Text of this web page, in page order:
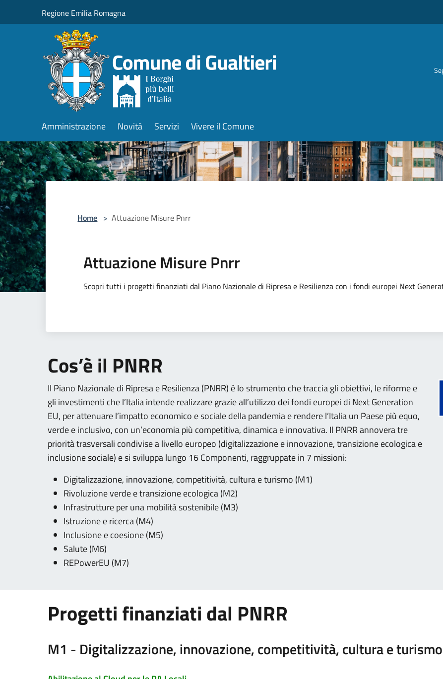
Regione Emilia Romagna
Amministrazione Novità Servizi Vivere il Comune
Home > Attuazione Misure Pnrr
Attuazione Misure Pnrr
Scopri tutti i progetti finanziati dal Piano Nazionale di Ripresa e Resilienza con i fondi europei Next
Cos’è il PNRR
Il Piano Nazionale di Ripresa e Resilienza (PNRR) è lo strumento che traccia gli obiettivi, le riforme e
gli investimenti che l’Italia intende realizzare grazie all’utilizzo dei fondi europei di Next Generation
EU, per attenuare l’impatto economico e sociale della pandemia e rendere l’Italia un Paese più equo,
verde e inclusivo, con un’economia più competitiva, dinamica e innovativa. Il PNRR annovera tre
priorità trasversali condivise a livello europeo (digitalizzazione e innovazione, transizione ecologica e
inclusione sociale) e si sviluppa lungo 16 Componenti, raggruppate in 7 missioni:
Digitalizzazione, innovazione, competitività, cultura e turismo (M1)
Rivoluzione verde e transizione ecologica (M2)
Infrastrutture per una mobilità sostenibile (M3)
Istruzione e ricerca (M4)
Inclusione e coesione (M5)
Salute (M6)
REPowerEU (M7)
Progetti finanziati dal PNRR
M1 - Digitalizzazione, innovazione, competitività, cultura e turismo